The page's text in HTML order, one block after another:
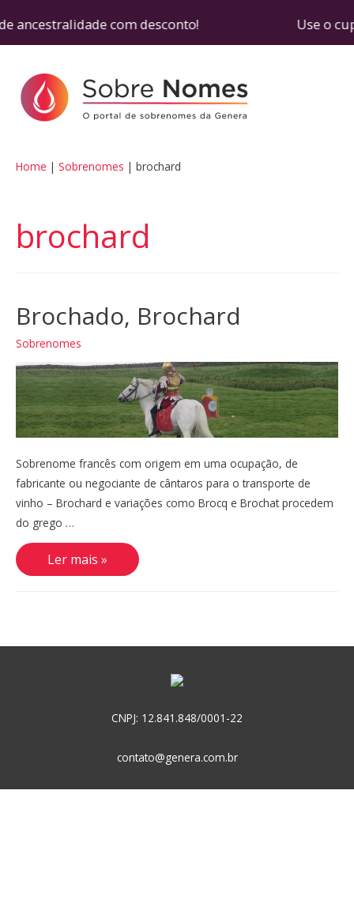
ancestralidade com desconto! Use o cupom
Home Sobrenomes brochard
brochard
Brochado, Brochard
Sobrenomes
Sobrenome francês com origem em uma ocupação, de
fabricante ou negociante de cântaros para o transporte de
vinho – Brochard e variações como Brocq e Brochat procedem
do grego …
Brochado,
Brochard
Ler mais »
CNPJ: 12.841.848/0001-22
contato@genera.com.br